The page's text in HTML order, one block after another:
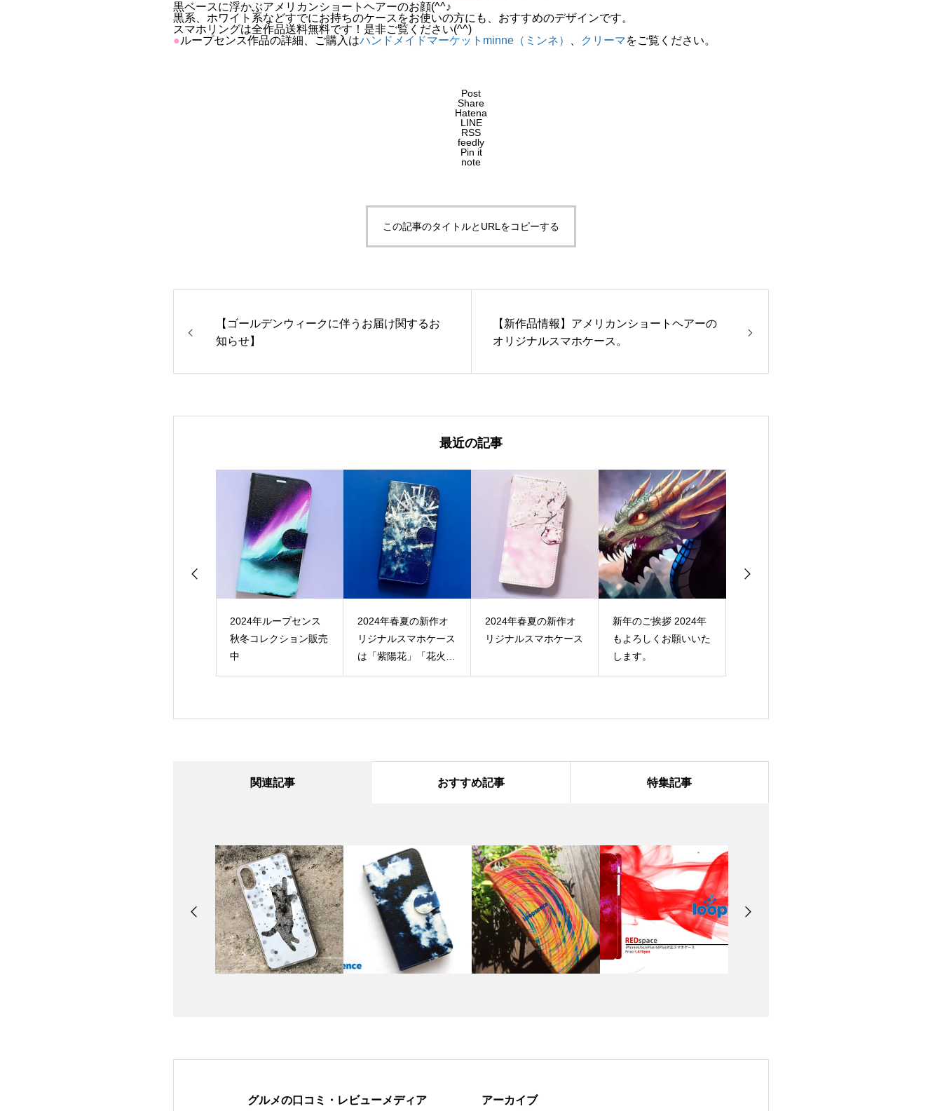
黒ベースに浮かぶアメリカンショートヘアーのお顔(^^♪
黒系、ホワイト系などすでにお持ちのケースをお使いの方にも、おすすめのデザインです。
スマホリングは全作品送料無料です！是非ご覧ください(^^)
●ループセンス作品の詳細、ご購入はハンドメイドマーケットminne（ミンネ） クリーマをご覧ください。
Post
Share
Hatena
LINE
RSS
feedly
Pin it
note
この記事のタイトルとURLをコピーする
【ゴールデンウィークに伴うお届け関するお
知らせ】
【新作品情報】アメリカンショートヘアーの
オリジナルスマホケース。
最近の記事
2024年ループセンス
秋冬コレクション販売
中
2024年春夏の新作オ
リジナルスマホケース
は「紫陽花」「花火」
のデザイン
2024年春夏の新作オ
リジナルスマホケース
新年のご挨拶 2024年
もよろしくお願いいた
します。
関連記事 おすすめ記事 特集記事
グルメの口コミ・レビューメディア アーカイブ